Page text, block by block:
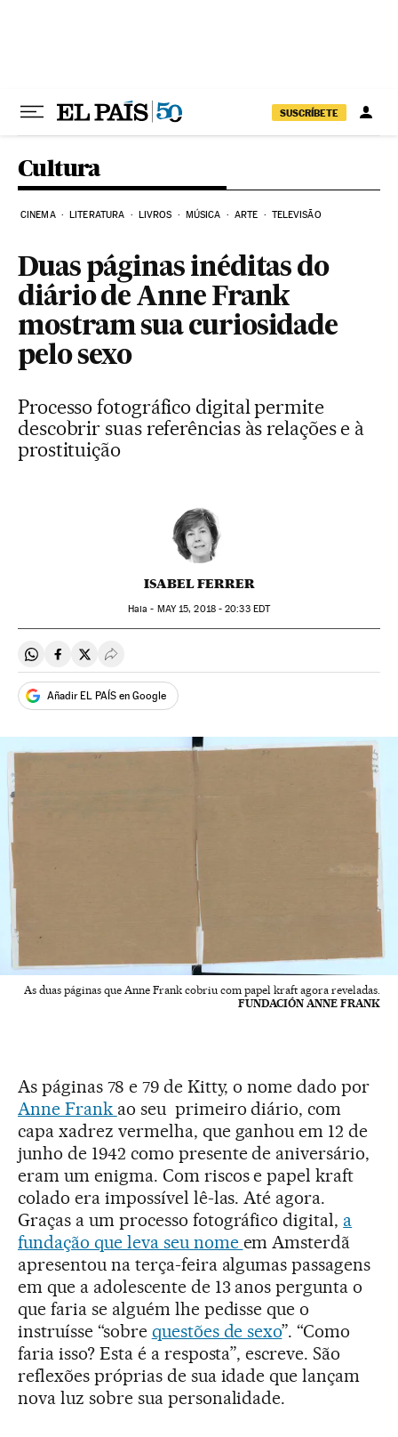
SUSCRÍBETE
Cultura
CINEMA LITERATURA LIVROS MÚSICA ARTE TELEVISÃO
Duas páginas inéditas do
diário de Anne Frank
mostram sua curiosidade
pelo sexo
Processo fotográfico digital permite
descobrir suas referências às relações e à
prostituição
ISABEL FERRER
Haia - MAY15, 2018 - 20:33EDT
Compartir en Whatsapp
Compartir en Facebook
Compartir en Twitter
Desplegar Redes Sociales
Añadir EL PAÍS en Google
As duas páginas que Anne Frank cobriu com papel kraft agora reveladas.
FUNDACIÓN ANNE FRANK
As páginas 78 e 79 de Kitty, o nome dado por
Anne Frank ao seu primeiro diário, com
capa xadrez vermelha, que ganhou em 12 de
junho de 1942 como presente de aniversário,
eram um enigma. Com riscos e papel kraft
colado era impossível lê-las. Até agora.
Graças a um processo fotográfico digital, a
fundação que leva seu nome em Amsterdã
apresentou na terça-feira algumas passagens
em que a adolescente de 13 anos pergunta o
que faria se alguém lhe pedisse que o
instruísse “sobre questões de sexo”. “Como
faria isso? Esta é a resposta”, escreve. São
reflexões próprias de sua idade que lançam
nova luz sobre sua personalidade.